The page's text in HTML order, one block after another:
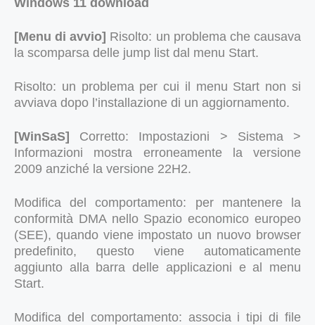
[Menu di avvio] Risolto: un problema che causava
la scomparsa delle jump list dal menu Start.
Risolto: un problema per cui il menu Start non si
avviava dopo l’installazione di un aggiornamento.
[WinSaS] Corretto: Impostazioni > Sistema >
Informazioni mostra erroneamente la versione
2009 anziché la versione 22H2.
Modifica del comportamento: per mantenere la
conformità DMA nello Spazio economico europeo
(SEE), quando viene impostato un nuovo browser
predefinito, questo viene automaticamente
aggiunto alla barra delle applicazioni e al menu
Start.
Modifica del comportamento: associa i tipi di file